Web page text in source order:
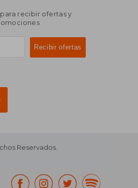
recibir ofertas y
Reservados.